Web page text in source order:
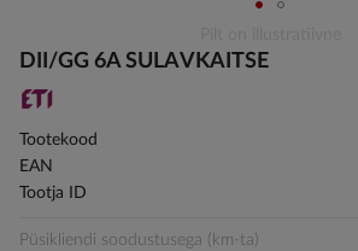
to
beginning
of
gallery
DII/GG 6A SULAVKAITSE
Tootekood
EAN
Tootja ID
Püsikliendi soodustusega (km-ta)